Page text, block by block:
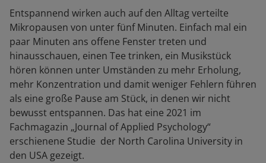
Entspannend wirken auch auf den Alltag verteilte
Mikropausen von unter fünf Minuten. Einfach mal ein
paar Minuten ans offene Fenster treten und
hinausschauen, einen Tee trinken, ein Musikstück
hören können unter Umständen zu mehr Erholung,
mehr Konzentration und damit weniger Fehlern führen
als eine große Pause am Stück, in denen wir nicht
bewusst entspannen. Das hat eine 2021 im
Fachmagazin „Journal of Applied Psychology“
erschienene Studie der North Carolina University in
den USA gezeigt.